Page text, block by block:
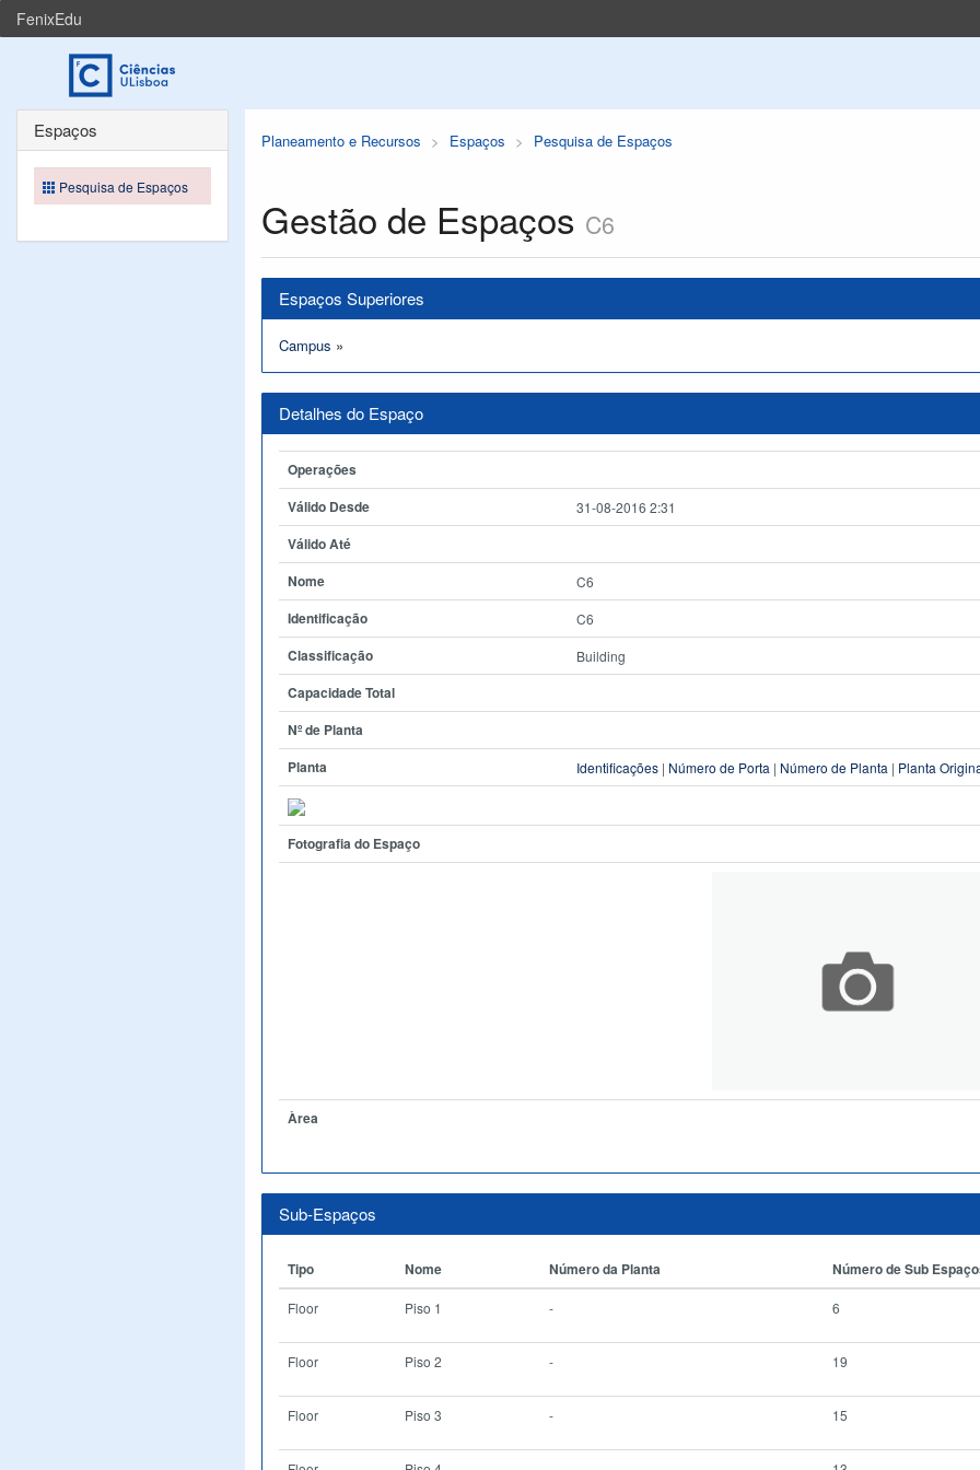
FenixEdu
Planeamento e Recursos Espaços Pesquisa de Espaços
Gestão de Espaços C6
Espaços Superiores
Campus »
Detalhes do Espaço
Operações
Válido Desde
31-08-2016 2:31
Válido Até
Nome
C6
Identificação C6
Classificação Building
Capacidade Total
Nº de Planta
Planta
Identificações | Número de Porta | Número de Planta | Planta
Fotografia do Espaço
Àrea
Sub-Espaços
Tipo Nome Número da Planta Número de Sub
Floor Piso 1 - 6
Floor Piso 2 - 19
Floor Piso 3 - 15
Espaços
Pesquisa de Espaços